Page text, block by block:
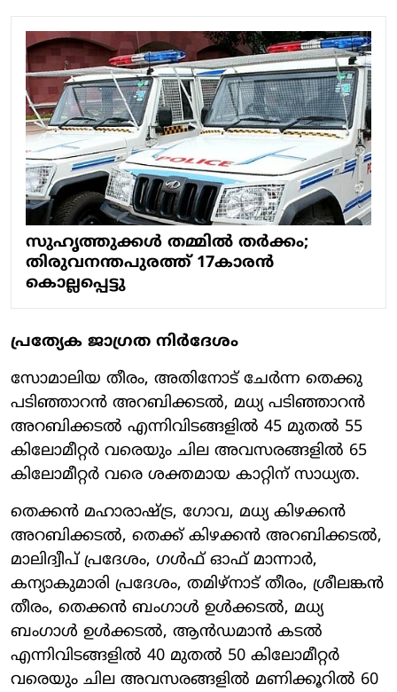
സുഹൃത്തുക്കള്‍ തമ്മില്‍ തര്‍ക്കം;
തിരുവനന്തപുരത്ത് 17കാരന്‍
കൊല്ലപ്പെട്ടു
പ്രത്യേക ജാഗ്രത നിര്‍ദേശം
സോമാലിയ തീരം, അതിനോട് ചേര്‍ന്ന തെക്കു
പടിഞ്ഞാറന്‍ അറബിക്കടല്‍, മധ്യ പടിഞ്ഞാറന്‍
അറബിക്കടല്‍ എന്നിവിടങ്ങളില്‍ 45 മുതല്‍ 55
കിലോമീറ്റര്‍ വരെയും ചില അവസരങ്ങളില്‍ 65
കിലോമീറ്റര്‍ വരെ ശക്തമായ കാറ്റിന് സാധ്യത.
തെക്കന്‍ മഹാരാഷ്ട്ര, ഗോവ, മധ്യ കിഴക്കന്‍
അറബിക്കടല്‍, തെക്ക് കിഴക്കന്‍ അറബിക്കടല്‍,
മാലിദ്വീപ് പ്രദേശം, ഗള്‍ഫ് ഓഫ് മാന്നാര്‍,
കന്യാകുമാരി പ്രദേശം, തമിഴ്നാട് തീരം, ശ്രീലങ്കന്‍
തീരം, തെക്കന്‍ ബംഗാള്‍ ഉള്‍ക്കടല്‍, മധ്യ
ബംഗാള്‍ ഉള്‍ക്കടല്‍, ആന്‍ഡമാന്‍ കടല്‍
എന്നിവിടങ്ങളില്‍ 40 മുതല്‍ 50 കിലോമീറ്റര്‍
വരെയും ചില അവസരങ്ങളില്‍ മണിക്കൂറില്‍ 60